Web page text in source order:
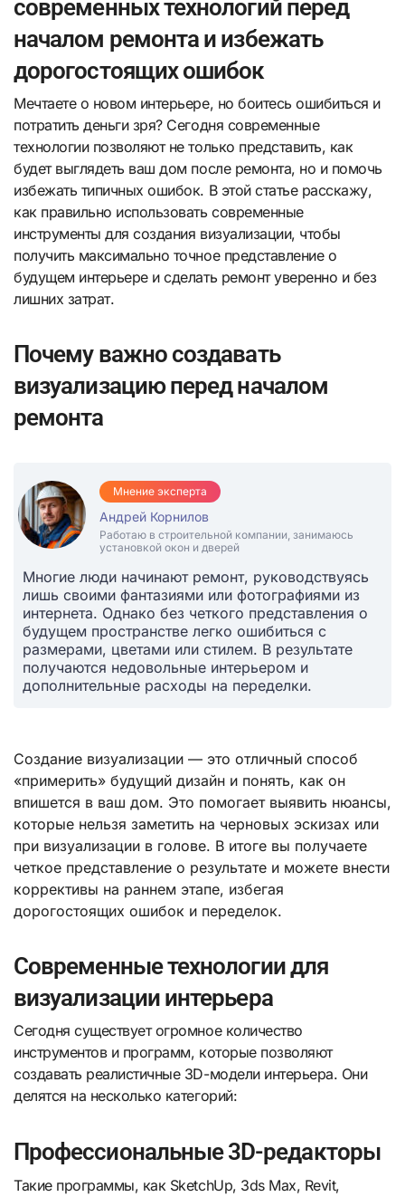
современных технологий перед
началом ремонта и избежать
дорогостоящих ошибок
Мечтаете о новом интерьере, но боитесь ошибиться и
потратить деньги зря? Сегодня современные
технологии позволяют не только представить, как
будет выглядеть ваш дом после ремонта, но и помочь
избежать типичных ошибок. В этой статье расскажу,
как правильно использовать современные
инструменты для создания визуализации, чтобы
получить максимально точное представление о
будущем интерьере и сделать ремонт уверенно и без
лишних затрат.
Почему важно создавать
визуализацию перед началом
ремонта
Мнение эксперта
Андрей Корнилов
Работаю в строительной компании, занимаюсь
установкой окон и дверей
Многие люди начинают ремонт, руководствуясь
лишь своими фантазиями или фотографиями из
интернета. Однако без четкого представления о
будущем пространстве легко ошибиться с
размерами, цветами или стилем. В результате
получаются недовольные интерьером и
дополнительные расходы на переделки.
Создание визуализации — это отличный способ
«примерить» будущий дизайн и понять, как он
впишется в ваш дом. Это помогает выявить нюансы,
которые нельзя заметить на черновых эскизах или
при визуализации в голове. В итоге вы получаете
четкое представление о результате и можете внести
коррективы на раннем этапе, избегая
дорогостоящих ошибок и переделок.
Современные технологии для
визуализации интерьера
Сегодня существует огромное количество
инструментов и программ, которые позволяют
создавать реалистичные 3D-модели интерьера. Они
делятся на несколько категорий:
Профессиональные 3D-редакторы
Такие программы, как SketchUp, 3ds Max, Revit,